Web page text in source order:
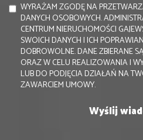
WYRAŻAM ZGODĘ NA
DANYCH OSOBOWYCH.
CENTRUM NIERUCHOMOŚCI
SWOICH DANYCH I ICH
DOBROWOLNE. DANE ZBIERANE
ORAZ W CELU REALIZOWANIA I
LUB DO PODJĘCIA DZIAŁAŃ NA
ZAWARCIEM UMOWY.